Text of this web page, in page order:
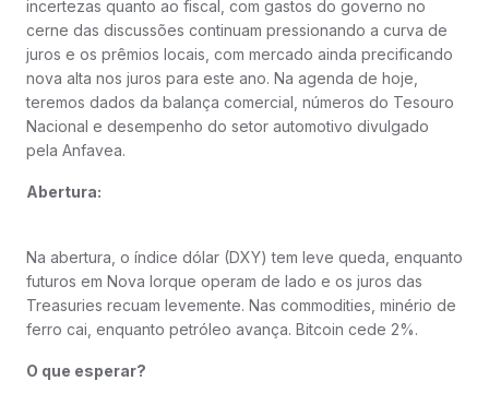
incertezas quanto ao fiscal, com gastos do governo no
cerne das discussões continuam pressionando a curva de
juros e os prêmios locais, com mercado ainda precificando
nova alta nos juros para este ano. Na agenda de hoje,
teremos dados da balança comercial, números do Tesouro
Nacional e desempenho do setor automotivo divulgado
pela Anfavea.
Abertura:
Na abertura, o índice dólar (DXY) tem leve queda, enquanto
futuros em Nova Iorque operam de lado e os juros das
Treasuries recuam levemente. Nas commodities, minério de
ferro cai, enquanto petróleo avança. Bitcoin cede 2%.
O que esperar?